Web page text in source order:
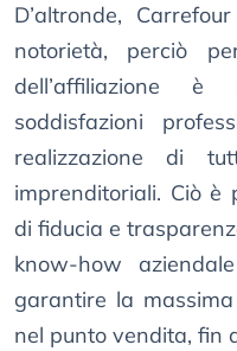
D’altronde,
notorietà, perciò
dell’affiliazione
soddisfazioni
realizzazione di
imprenditoriali. Ciò è
di fiducia e
know-how
garantire la
nel punto vendita, fin